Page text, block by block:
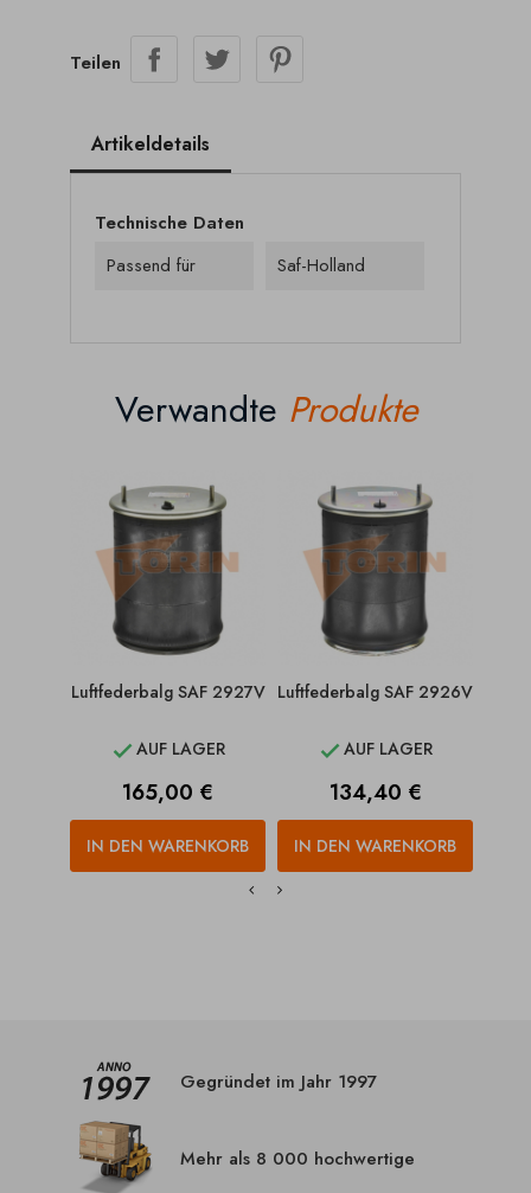
Teilen
Artikeldetails
Technische Daten
Passend für
Saf-Holland
Verwandte Produkte
Luftfederbalg SAF 2927V
AUF LAGER
Preis
165,00 €
IN DEN WARENKORB
Luftfederbalg SAF 2926V
AUF LAGER
Preis
134,40 €
IN DEN WARENKORB
Gegründet im Jahr 1997
Mehr als 8 000 hochwertige